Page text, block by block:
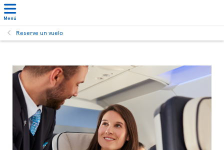
Menú
Reserve un vuelo